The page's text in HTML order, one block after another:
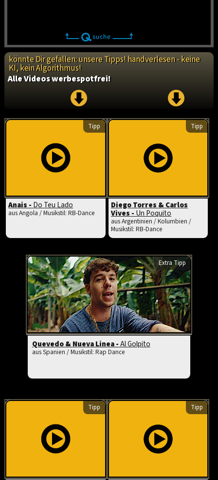
könnte Dir gefallen: unsere Tipps! handverlesen - keine
KI, kein Algorithmus!
Alle Videos werbespotfrei!
Tipp
Anais - Do Teu Lado
aus Angola / Musikstil: RB-Dance
Tipp
Diego Torres & Carlos
Vives - Un Poquito
aus Argentinien / Kolumbien /
Musikstil: RB-Dance
Extra Tipp
Quevedo & Nueva Linea -Al Golpito
aus Spanien / Musikstil: Rap Dance
Tipp Tipp